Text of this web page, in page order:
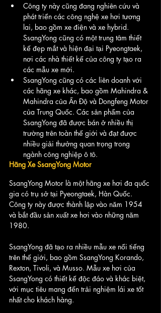
Công ty này cũng đang nghiên cứu và
phát triển các công nghệ xe hơi tương
lai, bao gồm xe điện và xe hybrid.
SsangYong cũng có một trung tâm thiết
kế đẹp mắt và hiện đại tại Pyeongtaek,
nơi các nhà thiết kế của công ty tạo ra
các mẫu xe mới.
SsangYong cũng có các liên doanh với
các hãng xe khác, bao gồm Mahindra &
Mahindra của Ấn Độ và Dongfeng Motor
của Trung Quốc. Các sản phẩm của
SsangYong đã được bán ở nhiều thị
trường trên toàn thế giới và đạt được
nhiều giải thưởng quan trọng trong
ngành công nghiệp ô tô.
Hãng Xe SsangYong Motor
SsangYong Motor là một hãng xe hơi đa quốc
gia có trụ sở tại Pyeongtaek, Hàn Quốc.
Công ty này được thành lập vào năm 1954
và bắt đầu sản xuất xe hơi vào những năm
1980.
SsangYong đã tạo ra nhiều mẫu xe nổi tiếng
trên thế giới, bao gồm SsangYong Korando,
Rexton, Tivoli, và Musso. Mẫu xe hơi của
SsangYong có thiết kế độc đáo và khác biệt,
với mục tiêu mang đến trải nghiệm lái xe tốt
nhất cho khách hàng.